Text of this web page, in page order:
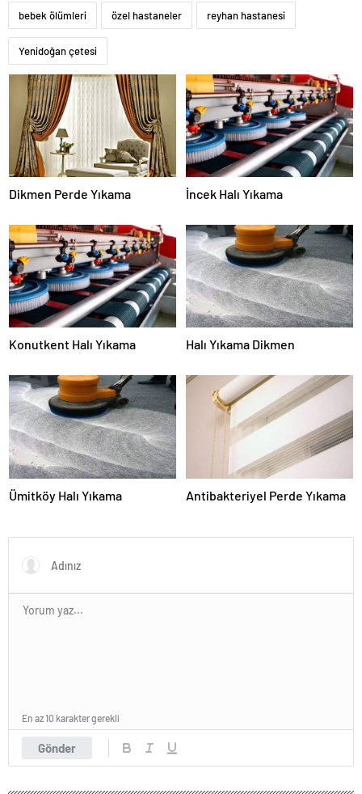
bebek ölümleri özel hastaneler reyhan hastanesi
Yenidoğan çetesi
Dikmen Perde Yıkama İncek Halı Yıkama
Konutkent Halı Yıkama Halı Yıkama Dikmen
Ümitköy Halı Yıkama Antibakteriyel Perde Yıkama
Gönder
En az 10 karakter gerekli